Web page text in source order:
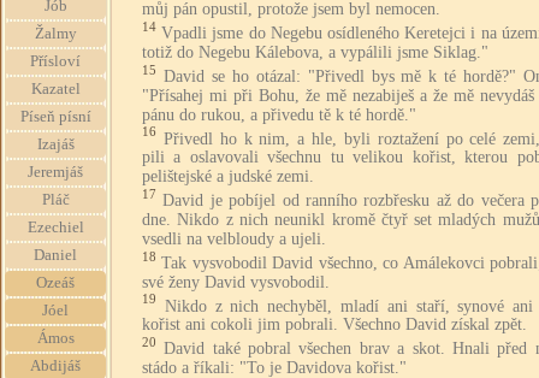
Jób
Žalmy
Přísloví
Kazatel
Píseň písní
Izajáš
Jeremjáš
Pláč
Ezechiel
Daniel
Ozeáš
Jóel
Ámos
Abdijáš
můj pán opustil, protože jsem byl nemocen.
14 Vpadli jsme do Negebu osídleného Keretejci i na
totiž do Negebu Kálebova, a vypálili jsme Siklag."
15 David se ho otázal: "Přivedl bys mě k té hordě?"
"Přísahej mi při Bohu, že mě nezabiješ a že mě nevydáš
pánu do rukou, a přivedu tě k té hordě."
16 Přivedl ho k nim, a hle, byli roztažení po celé
pili a oslavovali všechnu tu velikou kořist, kterou
pelištejské a judské zemi.
17 David je pobíjel od ranního rozbřesku až do večera
dne. Nikdo z nich neunikl kromě čtyř set mladých
vsedli na velbloudy a ujeli.
18 Tak vysvobodil David všechno, co Amálekovci
své ženy David vysvobodil.
19
Nikdo z nich nechyběl, mladí ani staří, synové ani
kořist ani cokoli jim pobrali. Všechno David získal zpět.
20
David také pobral všechen brav a skot. Hnali před
stádo a říkali: "To je Davidova kořist."